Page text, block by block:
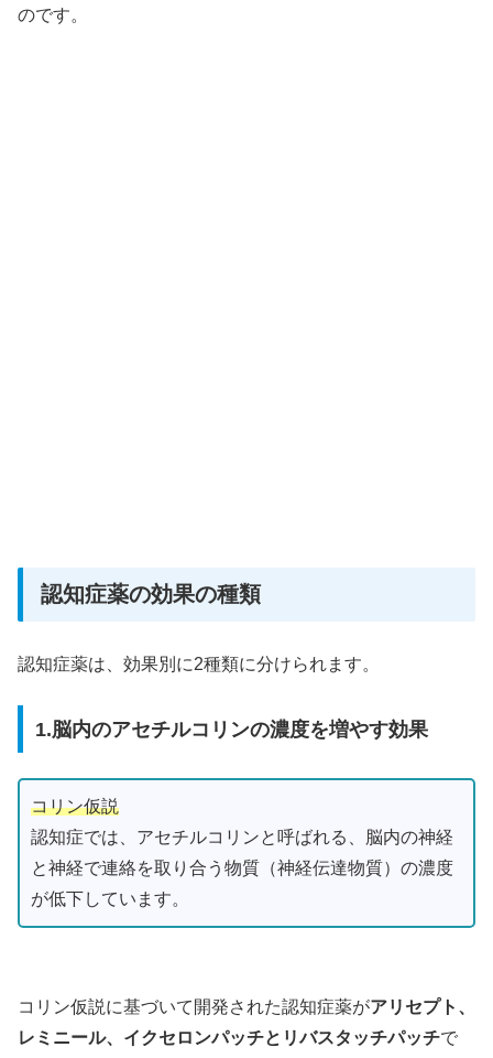
のです。
認知症薬の効果の種類
認知症薬は、効果別に2種類に分けられます。
1.脳内のアセチルコリンの濃度を増やす効果
コリン仮説
認知症では、アセチルコリンと呼ばれる、脳内の神経
と神経で連絡を取り合う物質（神経伝達物質）の濃度
が低下しています。
コリン仮説に基づいて開発された認知症薬がアリセプト、
レミニール、イクセロンパッチとリバスタッチパッチで